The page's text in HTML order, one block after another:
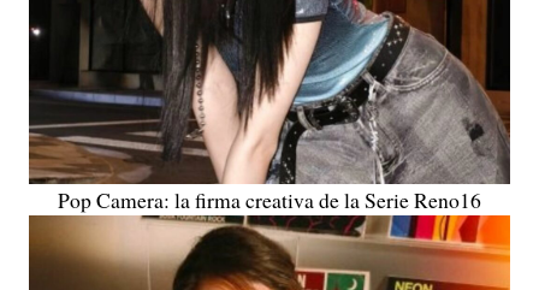
Pop Camera: la firma creativa de la Serie Reno16